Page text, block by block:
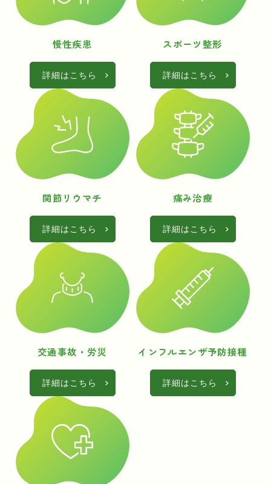
慢性疾患
詳細はこちら
スポーツ整形
詳細はこちら
関節リウマチ
詳細はこちら
痛み治療
詳細はこちら
交通事故・労災
詳細はこちら
インフルエンザ予防接種
詳細はこちら